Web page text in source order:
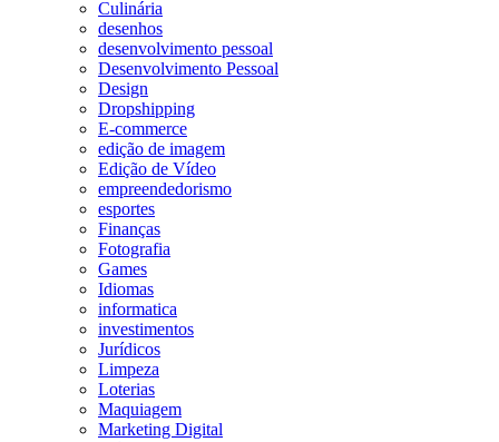
Culinária
desenhos
desenvolvimento pessoal
Desenvolvimento Pessoal
Design
Dropshipping
E-commerce
edição de imagem
Edição de Vídeo
empreendedorismo
esportes
Finanças
Fotografia
Games
Idiomas
informatica
investimentos
Jurídicos
Limpeza
Loterias
Maquiagem
Marketing Digital